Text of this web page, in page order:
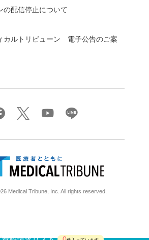
の配信停止について
カルトリビューン 電子公告のご案
Medical Tribune, Inc. All rights reserved.